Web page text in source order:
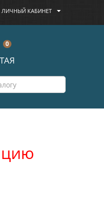
ЛИЧНЫЙ КАБИНЕТ
0